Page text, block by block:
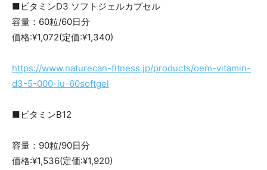
■ビタミンD3 ソフトジェルカプセル
容量：60粒/60日分
価格:¥1,072(定価:¥1,340)
https://www.naturecan-fitness.jp/products/oem-vitamin-
d3-5-000-iu-60softgel
■ビタミンB12
容量：90粒/90日分
価格:¥1,536(定価:¥1,920)